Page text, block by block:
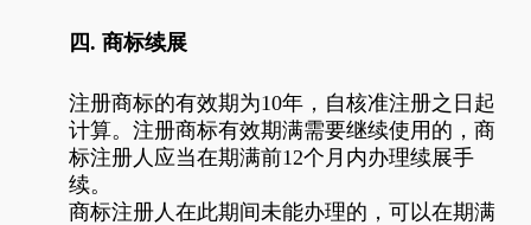
四. 商标续展
注册商标的有效期为10年，自核准注册之日起
计算。注册商标有效期满需要继续使用的，商
标注册人应当在期满前12个月内办理续展手
续。
商标注册人在此期间未能办理的，可以在期满